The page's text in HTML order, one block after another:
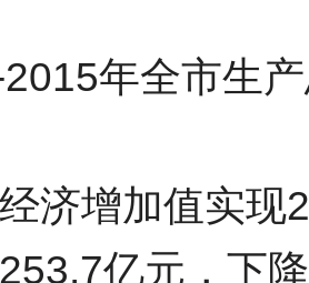
年全市生
济增加值实现
亿元，下